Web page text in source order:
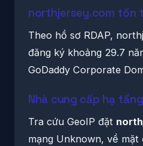
northjersey.com tồn
Theo hồ sơ RDAP,
đăng ký khoảng 29.7
GoDaddy Corporate
Nhà cung cấp hạ tầng
Tra cứu GeoIP đặt
mạng Unknown, về mặt